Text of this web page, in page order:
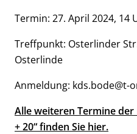
Termin: 27. April 2024, 14
Treffpunkt: Osterlinder
Osterlinde
Anmeldung: kds.bode@t-
Alle weiteren Termine der
+ 20“ finden Sie hier.